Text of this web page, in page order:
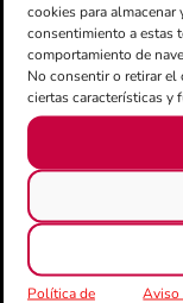
cookies para
consentimiento a estas
comportamiento de
No consentir o retirar el
ciertas características y
Política de
Aviso